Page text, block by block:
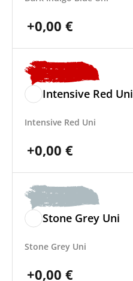
+0,00 €
Intensive Red Uni
Intensive Red Uni
+0,00 €
Stone Grey Uni
Stone Grey Uni
+0,00 €